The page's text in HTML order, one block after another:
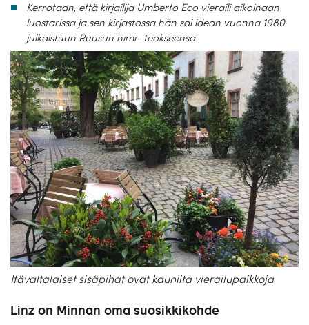
Kerrotaan, että kirjailija Umberto Eco vieraili aikoinaan
luostarissa ja sen kirjastossa hän sai idean vuonna 1980
julkaistuun Ruusun nimi -teokseensa.
Itävaltalaiset sisäpihat ovat kauniita vierailupaikkoja
Linz on Minnan oma suosikkikohde